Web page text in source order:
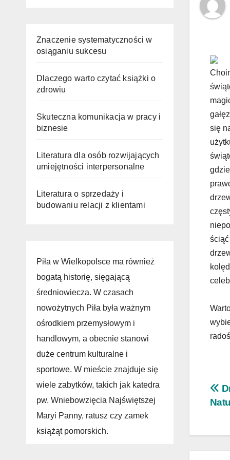
Znaczenie systematyczności w
osiąganiu sukcesu
Dlaczego warto czytać książki o
zdrowiu
Skuteczna komunikacja w pracy i
biznesie
Literatura dla osób rozwijających
umiejętności interpersonalne
Literatura o sprzedaży i
budowaniu relacji z klientami
Piła w Wielkopolsce ma również
bogatą historię, sięgającą
średniowiecza. W czasach
nowożytnych Piła była ważnym
ośrodkiem przemysłowym i
handlowym, a obecnie stanowi
duże centrum kulturalne i
sportowe. W mieście znajduje się
wiele zabytków, takich jak katedra
pw. Wniebowzięcia Najświętszej
Maryi Panny, ratusz czy zamek
książąt pomorskich.
się